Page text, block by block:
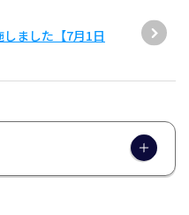
ました【7月1日